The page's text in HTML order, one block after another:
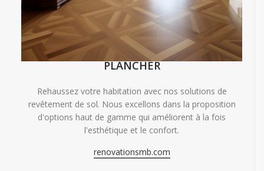
PLANCHER
Rehaussez votre habitation avec nos solutions de
revêtement de sol. Nous excellons dans la proposition
d'options haut de gamme qui améliorent à la fois
l'esthétique et le confort.
renovationsmb.com